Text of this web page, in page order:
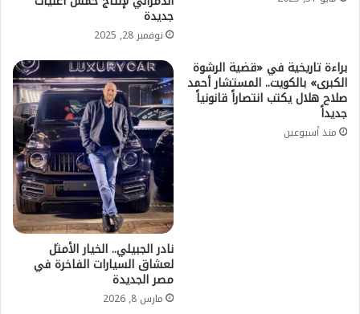
جديدة
نوفمبر 28, 2025
براءة تاريخية في «قضية الرشوة
الكبرى» بالكويت.. المستشار أحمد
صلاح هلال يكتب انتصاراً قانونياً
جديداً
منذ أسبوعين
نادر الجبيلي.. الخيار الأمثل
لعشاق السيارات الفاخرة في
مصر الجديدة
مارس 8, 2026